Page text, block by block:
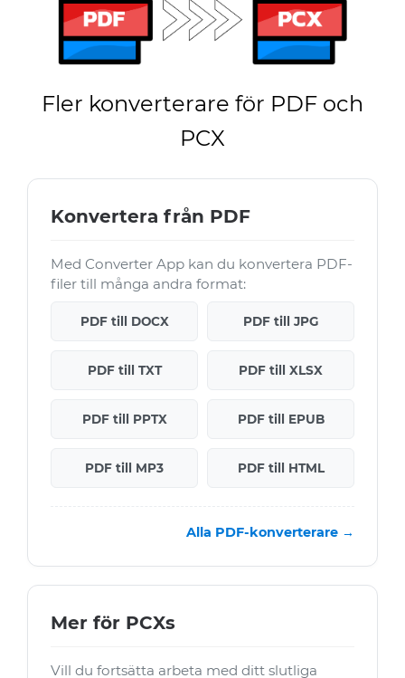
Fler konverterare för PDF och
PCX
Konvertera från PDF
Med Converter App kan du konvertera PDF-
filer till många andra format:
PDF till DOCX PDF till JPG
PDF till TXT PDF till XLSX
PDF till PPTX PDF till EPUB
PDF till MP3 PDF till HTML
Alla PDF-konverterare →
Mer för PCXs
Vill du fortsätta arbeta med ditt slutliga